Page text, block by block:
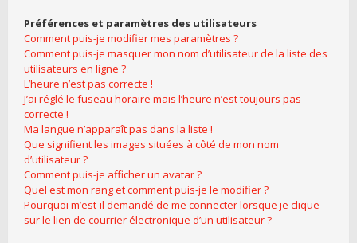
Préférences et paramètres des utilisateurs
Comment puis-je modifier mes paramètres ?
Comment puis-je masquer mon nom d’utilisateur de la liste des
utilisateurs en ligne ?
L’heure n’est pas correcte !
J’ai réglé le fuseau horaire mais l’heure n’est toujours pas
correcte !
Ma langue n’apparaît pas dans la liste !
Que signifient les images situées à côté de mon nom
d’utilisateur ?
Comment puis-je afficher un avatar ?
Quel est mon rang et comment puis-je le modifier ?
Pourquoi m’est-il demandé de me connecter lorsque je clique
sur le lien de courrier électronique d’un utilisateur ?